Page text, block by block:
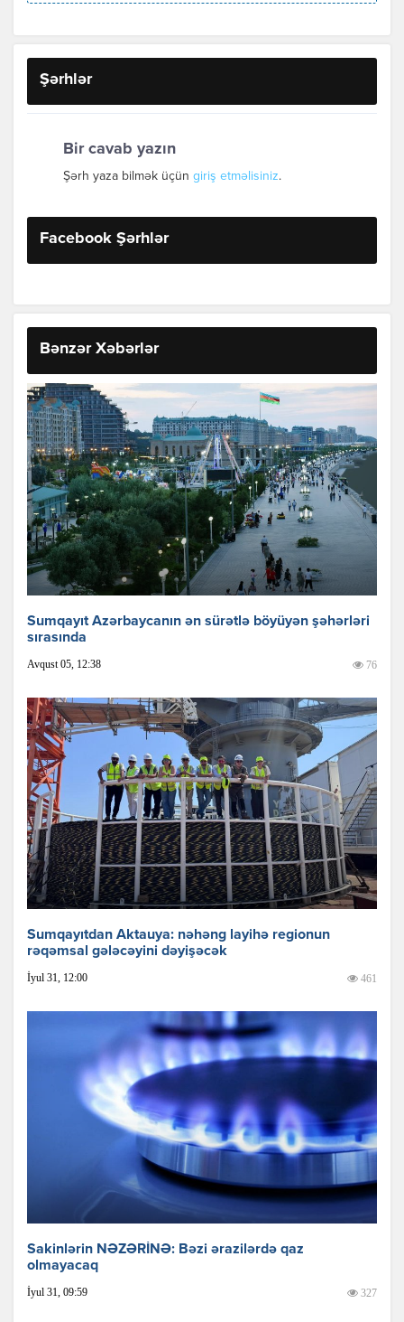
Şərhlər
Bir cavab yazın
Şərh yaza bilmək üçün giriş etməlisiniz.
Facebook Şərhlər
Bənzər Xəbərlər
Sumqayıt Azərbaycanın ən sürətlə böyüyən şəhərləri
sırasında
Avqust 05, 12:38 76
Sumqayıtdan Aktauya: nəhəng layihə regionun
rəqəmsal gələcəyini dəyişəcək
İyul 31, 12:00 461
Sakinlərin NƏZƏRİNƏ: Bəzi ərazilərdə qaz
olmayacaq
İyul 31, 09:59 327